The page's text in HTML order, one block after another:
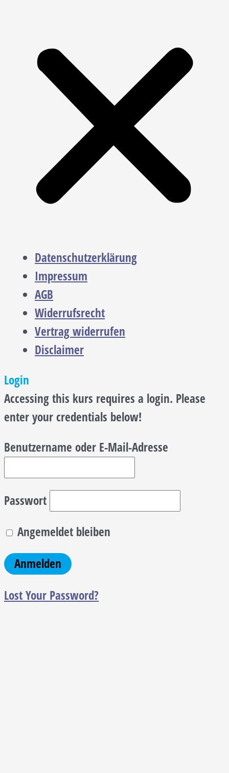
Datenschutzerklärung
Impressum
AGB
Widerrufsrecht
Vertrag widerrufen
Disclaimer
Login
Accessing this kurs requires a login. Please
enter your credentials below!
Benutzername oder E-Mail-Adresse
Passwort
Angemeldet bleiben
Lost Your Password?